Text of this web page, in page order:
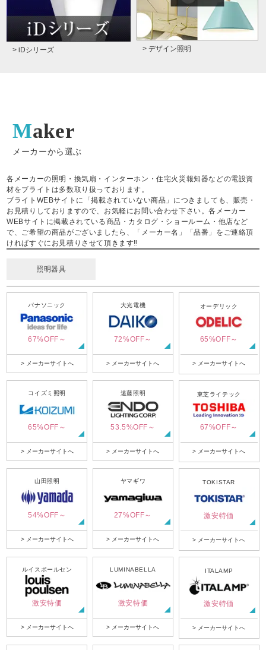
> iDシリーズ > デザイン照明
Maker
メーカーから選ぶ
各メーカーの照明・換気扇・インターホン・住宅火災報知器などの電設資
材をブライトは多数取り扱っております。
ブライトWEBサイトに「掲載されていない商品」につきましても、販売・
お見積りしておりますので、お気軽にお問い合わせ下さい。各メーカー
WEBサイトに掲載されている商品・カタログ・ショールーム・他店など
で、ご希望の商品がございましたら、「メーカー名」「品番」をご連絡頂
ければすぐにお見積りさせて頂きます‼
照明器具
パナソニック
67%OFF～
> メーカーサイトへ
大光電機
72%OFF～
> メーカーサイトへ
オーデリック
65%OFF～
> メーカーサイトへ
コイズミ照明
65%OFF～
> メーカーサイトへ
遠藤照明
53.5%OFF～
> メーカーサイトへ
東芝ライテック
67%OFF～
> メーカーサイトへ
山田照明
54%OFF～
> メーカーサイトへ
ヤマギワ
27%OFF～
> メーカーサイトへ
TOKISTAR
激安特価
> メーカーサイトへ
ルイスポールセン
激安特価
> メーカーサイトへ
LUMINABELLA
激安特価
> メーカーサイトへ
ITALAMP
激安特価
> メーカーサイトへ